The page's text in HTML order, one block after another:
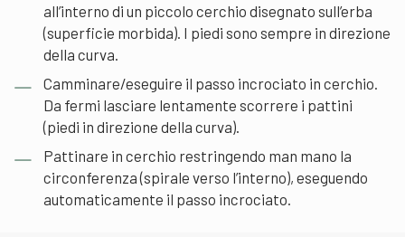
all’interno di un piccolo cerchio disegnato sull’erba
(superficie morbida). I piedi sono sempre in direzione
della curva.
Camminare/eseguire il passo incrociato in cerchio.
Da fermi lasciare lentamente scorrere i pattini
(piedi in direzione della curva).
Pattinare in cerchio restringendo man mano la
circonferenza (spirale verso l’interno), eseguendo
automaticamente il passo incrociato.